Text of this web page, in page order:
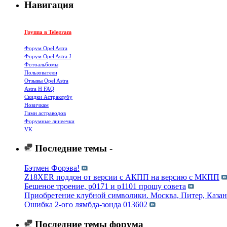
Навигация
Группа в Telegram
Форум Opel Astra
Форум Opel Astra J
Фотоальбомы
Пользователи
Отзывы Opel Astra
Astra H FAQ
Cкидки Астраклубу
Новичкам
Гимн астраводов
Форумные линеечки
VK
Последние темы -
Бэтмен Форэва!
Z18XER поддон от версии с АКПП на версию с МКПП
Бешеное троение, p0171 и p1101 прошу совета
Приобретение клубной символики. Москва, Питер,
Ошибка 2-ого лямбда-зонда 013602
Последние темы форума